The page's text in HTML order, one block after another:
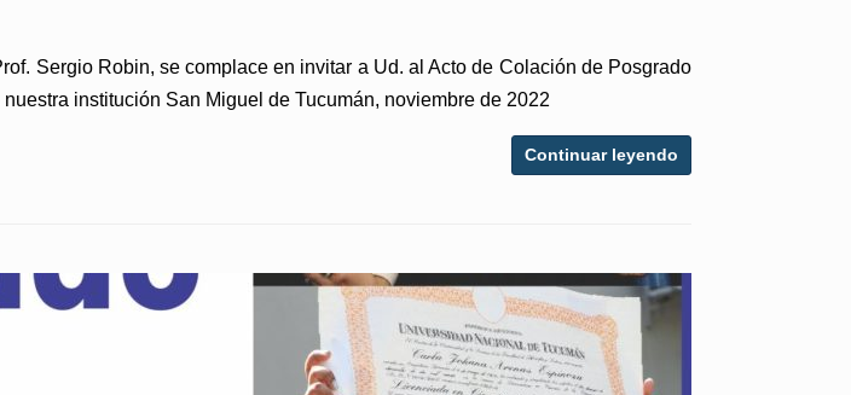
Sergio Robin, se complace en invitar a Ud. al Acto de Colación de Posgrado
institución San Miguel de Tucumán, noviembre de 2022
Continuar leyendo